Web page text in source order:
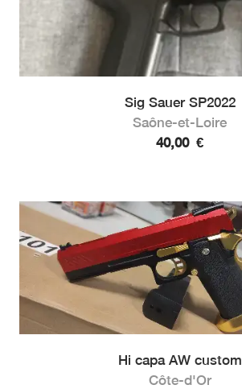
Sig Sauer SP2022
Saône-et-Loire
40,00 €
Hi capa AW custom
Côte-d'Or